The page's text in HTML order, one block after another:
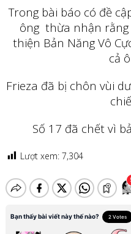
Trong bài báo có đề
ông thừa nhận rằng
thiện Bản Năng Vô
cả
Frieza đã bị chôn vùi
Số 17 đã chết vì
Lượt xem: 7,304